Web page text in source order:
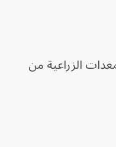
الزراعية من